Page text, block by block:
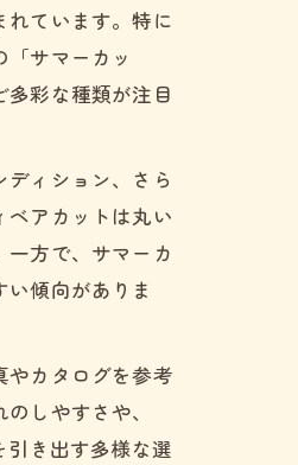
ています。特に
サマーカッ
彩な種類が注目
ィション、さら
アカットは丸い
方で、サマーカ
傾向がありま
やカタログを参考
しやすさや、
き出す多様な選